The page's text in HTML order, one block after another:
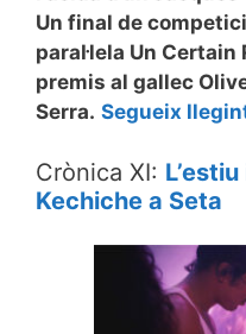
Un final de
paral·lela Un
premis al gallec
Serra. Segueix
Crònica XI:
Kechiche a Seta